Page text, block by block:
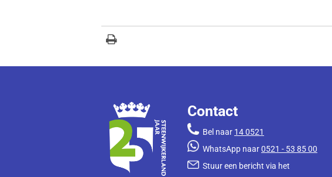
Contact
Bel naar 14 0521
WhatsApp naar0521 - 53 85 00
Stuur een bericht via het